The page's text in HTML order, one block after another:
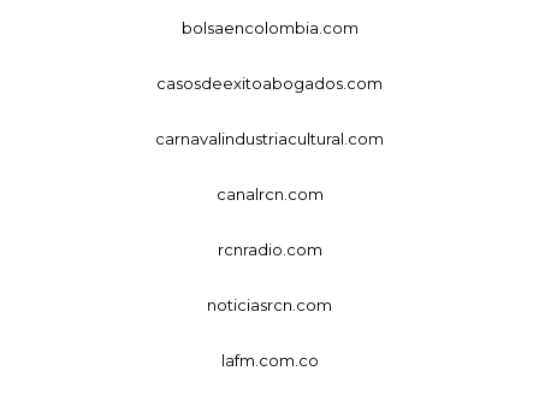
bolsaencolombia.com
casosdeexitoabogados.com
carnavalindustriacultural.com
canalrcn.com
rcnradio.com
noticiasrcn.com
lafm.com.co